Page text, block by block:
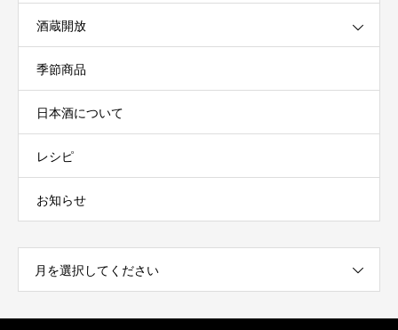
酒蔵開放
季節商品
日本酒について
レシピ
お知らせ
月を選択してください